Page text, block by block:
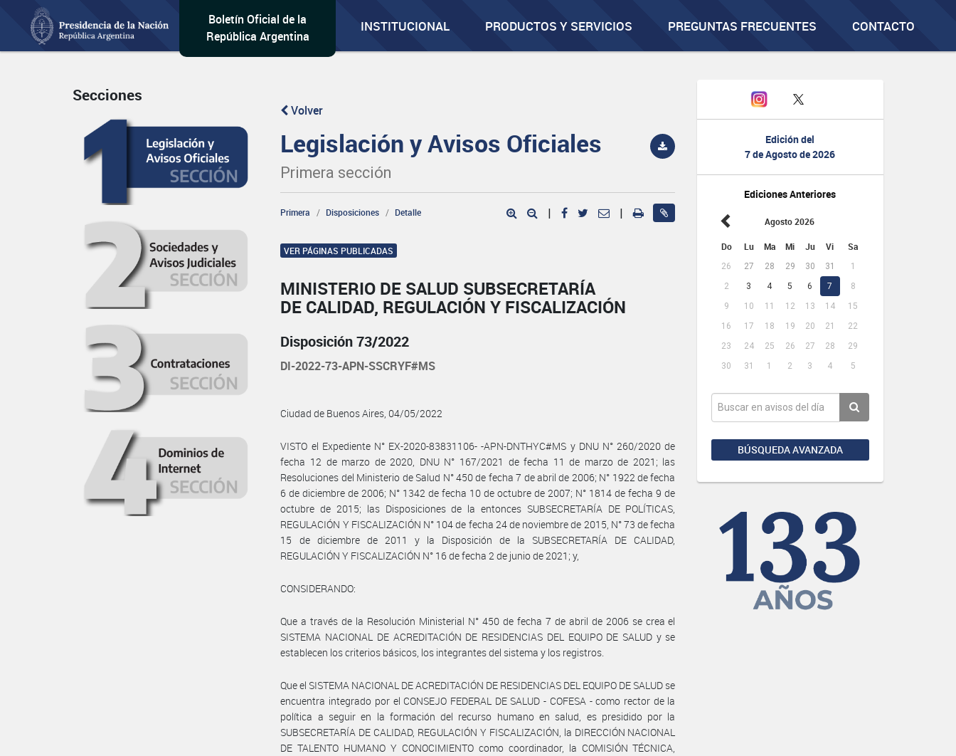
Boletín Oficial de la
República Argentina
INSTITUCIONAL PRODUCTOS Y SERVICIOS PREGUNTAS FRECUENTES CONTACTO
Edición del
7 de Agosto de 2026
Ediciones Anteriores
Agosto 2026
Do Lu Ma Mi Ju Vi Sa
26 27 28 29 30 31
1
2
3 4 5 6 7
8
9
10 11 12 13 14
15
16
17 18 19 20 21
22
23
24 25 26 27 28
29
30
31 1 2 3 4 5
BÚSQUEDA AVANZADA
Secciones
Volver
Legislación y Avisos Oficiales
Primera sección
Primera Disposiciones Detalle | |
VER PÁGINAS PUBLICADAS
MINISTERIO DE SALUD SUBSECRETARÍA
DE CALIDAD, REGULACIÓN Y FISCALIZACIÓN
Disposición 73/2022
DI-2022-73-APN-SSCRYF#MS
Ciudad de Buenos Aires, 04/05/2022
VISTO el Expediente N° EX-2020-83831106- -APN-DNTHYC#MS y DNU N° 260/2020 de
fecha 12 de marzo de 2020, DNU N° 167/2021 de fecha 11 de marzo de 2021; las
Resoluciones del Ministerio de Salud N° 450 de fecha 7 de abril de 2006; N° 1922 de fecha
6 de diciembre de 2006; N° 1342 de fecha 10 de octubre de 2007; N° 1814 de fecha 9 de
octubre de 2015; las Disposiciones de la entonces SUBSECRETARÍA DE POLÍTICAS,
REGULACIÓN Y FISCALIZACIÓN N° 104 de fecha 24 de noviembre de 2015, N° 73 de fecha
15 de diciembre de 2011 y la Disposición de la SUBSECRETARÍA DE CALIDAD,
REGULACIÓN Y FISCALIZACIÓN N° 16 de fecha 2 de junio de 2021; y,
CONSIDERANDO:
Que a través de la Resolución Ministerial N° 450 de fecha 7 de abril de 2006 se crea el
SISTEMA NACIONAL DE ACREDITACIÓN DE RESIDENCIAS DEL EQUIPO DE SALUD y se
establecen los criterios básicos, los integrantes del sistema y los registros.
Que el SISTEMA NACIONAL DE ACREDITACIÓN DE RESIDENCIAS DEL EQUIPO DE SALUD se
encuentra integrado por el CONSEJO FEDERAL DE SALUD - COFESA - como rector de la
política a seguir en la formación del recurso humano en salud, es presidido por la
SUBSECRETARÍA DE CALIDAD, REGULACIÓN Y FISCALIZACIÓN, la DIRECCIÓN NACIONAL
DE TALENTO HUMANO Y CONOCIMIENTO como coordinador, la COMISIÓN TÉCNICA,